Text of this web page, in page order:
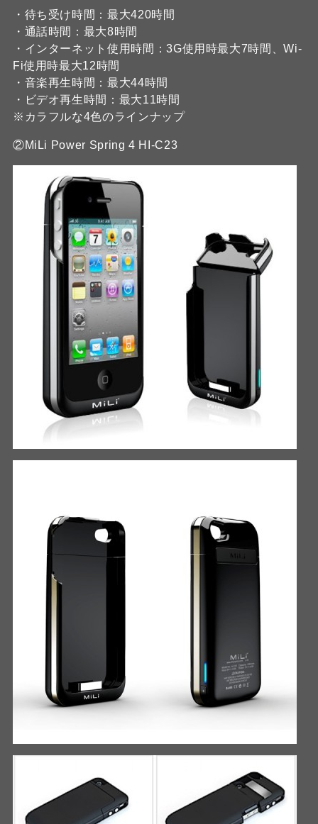
・待ち受け時間：最大420時間
・通話時間：最大8時間
・インターネット使用時間：3G使用時最大7時間、Wi-
Fi使用時最大12時間
・音楽再生時間：最大44時間
・ビデオ再生時間：最大11時間
※カラフルな4色のラインナップ
②MiLi Power Spring 4 HI-C23